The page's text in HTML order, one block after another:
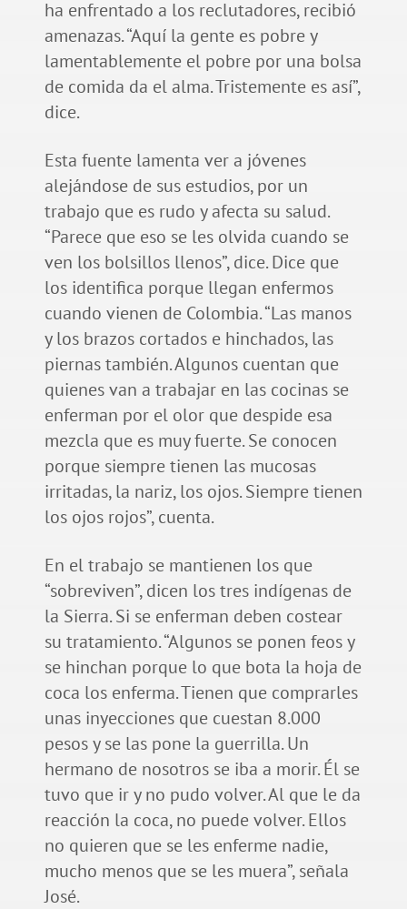
ha enfrentado a los reclutadores, recibió
amenazas. “Aquí la gente es pobre y
lamentablemente el pobre por una bolsa
de comida da el alma. Tristemente es así”,
dice.
Esta fuente lamenta ver a jóvenes
alejándose de sus estudios, por un
trabajo que es rudo y afecta su salud.
“Parece que eso se les olvida cuando se
ven los bolsillos llenos”, dice. Dice que
los identifica porque llegan enfermos
cuando vienen de Colombia. “Las manos
y los brazos cortados e hinchados, las
piernas también. Algunos cuentan que
quienes van a trabajar en las cocinas se
enferman por el olor que despide esa
mezcla que es muy fuerte. Se conocen
porque siempre tienen las mucosas
irritadas, la nariz, los ojos. Siempre tienen
los ojos rojos”, cuenta.
En el trabajo se mantienen los que
“sobreviven”, dicen los tres indígenas de
la Sierra. Si se enferman deben costear
su tratamiento. “Algunos se ponen feos y
se hinchan porque lo que bota la hoja de
coca los enferma. Tienen que comprarles
unas inyecciones que cuestan 8.000
pesos y se las pone la guerrilla. Un
hermano de nosotros se iba a morir. Él se
tuvo que ir y no pudo volver. Al que le da
reacción la coca, no puede volver. Ellos
no quieren que se les enferme nadie,
mucho menos que se les muera”, señala
José.